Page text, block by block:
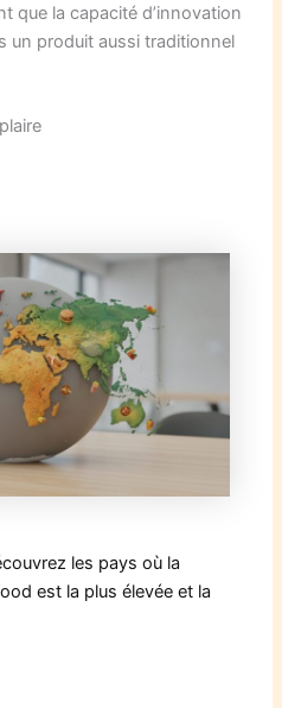
que la capacité d’innovation
un produit aussi traditionnel
les pays où la
est la plus élevée et la